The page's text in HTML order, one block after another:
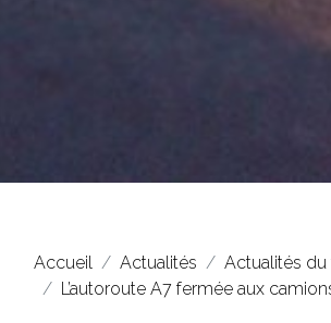
Accueil Actualités
Actualités
L’autoroute A7 fermée aux